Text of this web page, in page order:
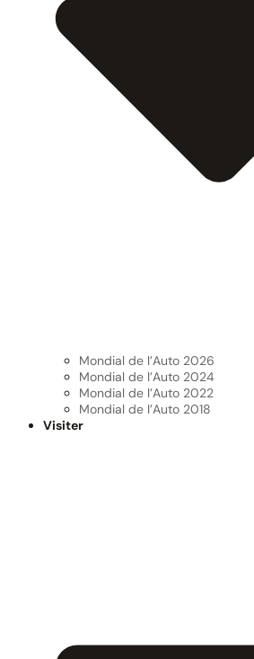
Mondial de l’Auto 2026
Mondial de l’Auto 2024
Mondial de l’Auto 2022
Mondial de l’Auto 2018
Visiter